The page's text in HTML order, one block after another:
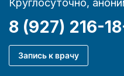
Круглосуточно,
8 (927) 216-
Запись к врачу